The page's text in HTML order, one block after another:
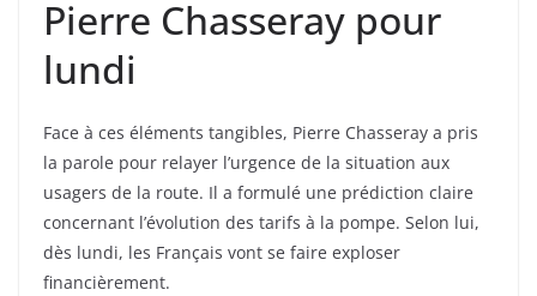
Pierre Chasseray pour
lundi
Face à ces éléments tangibles, Pierre Chasseray a pris
la parole pour relayer l’urgence de la situation aux
usagers de la route. Il a formulé une prédiction claire
concernant l’évolution des tarifs à la pompe. Selon lui,
dès lundi, les Français vont se faire exploser
financièrement.